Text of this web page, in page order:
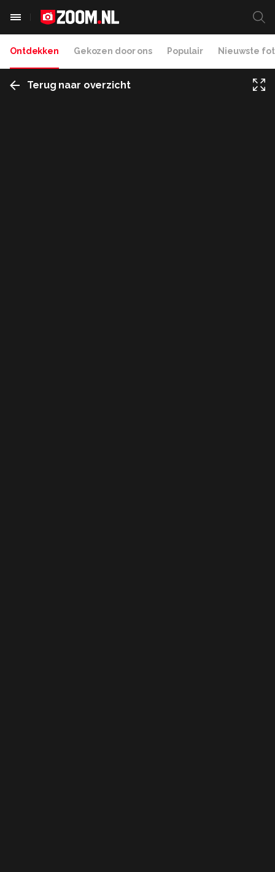
Ontdekken Gekozen door ons Populair Nieuwste
Terug naar overzicht